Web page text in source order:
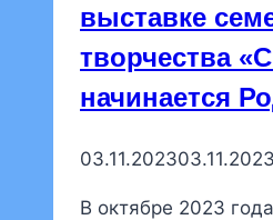
выставке
творчества
начинается
03.11.202303.11.2023
В октябре 2023